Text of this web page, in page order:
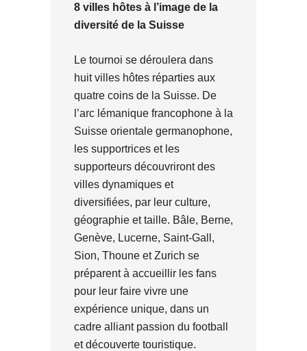
8 villes hôtes à l’image de la
diversité de la Suisse
Le tournoi se déroulera dans
huit villes hôtes réparties aux
quatre coins de la Suisse. De
l’arc lémanique francophone à la
Suisse orientale germanophone,
les supportrices et les
supporteurs découvriront des
villes dynamiques et
diversifiées, par leur culture,
géographie et taille. Bâle, Berne,
Genève, Lucerne, Saint-Gall,
Sion, Thoune et Zurich se
préparent à accueillir les fans
pour leur faire vivre une
expérience unique, dans un
cadre alliant passion du football
et découverte touristique.